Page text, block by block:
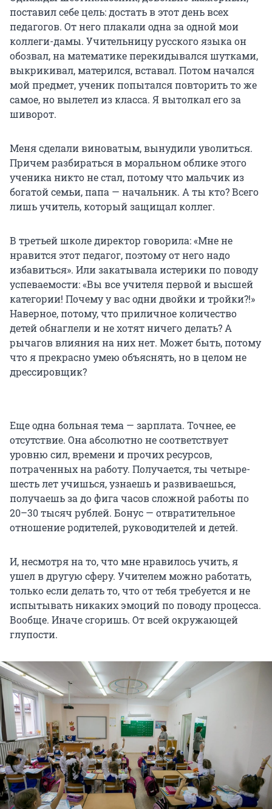
поставил себе цель: достать в этот день всех
педагогов. От него плакали одна за одной мои
коллеги-дамы. Учительницу русского языка он
обозвал, на математике перекидывался шутками,
выкрикивал, матерился, вставал. Потом начался
мой предмет, ученик попытался повторить то же
самое, но вылетел из класса. Я вытолкал его за
шиворот.
Меня сделали виноватым, вынудили уволиться.
Причем разбираться в моральном облике этого
ученика никто не стал, потому что мальчик из
богатой семьи, папа — начальник. А ты кто? Всего
лишь учитель, который защищал коллег.
В третьей школе директор говорила: «Мне не
нравится этот педагог, поэтому от него надо
избавиться». Или закатывала истерики по поводу
успеваемости: «Вы все учителя первой и высшей
категории! Почему у вас одни двойки и тройки?!»
Наверное, потому, что приличное количество
детей обнаглели и не хотят ничего делать? А
рычагов влияния на них нет. Может быть, потому
что я прекрасно умею объяснять, но в целом не
дрессировщик?
Еще одна больная тема — зарплата. Точнее, ее
отсутствие. Она абсолютно не соответствует
уровню сил, времени и прочих ресурсов,
потраченных на работу. Получается, ты четыре-
шесть лет учишься, узнаешь и развиваешься,
получаешь за до фига часов сложной работы по
20–30 тысяч рублей. Бонус — отвратительное
отношение родителей, руководителей и детей.
И, несмотря на то, что мне нравилось учить, я
ушел в другую сферу. Учителем можно работать,
только если делать то, что от тебя требуется и не
испытывать никаких эмоций по поводу процесса.
Вообще. Иначе сгоришь. От всей окружающей
глупости.